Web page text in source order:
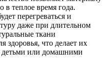
теплое время года.
перегреваться и
даже при длительном
ткани
здоровья, что делает их
или домашними